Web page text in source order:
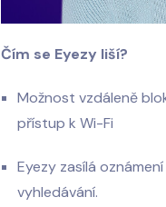
Čím se Eyezy liší?
Možnost vzdáleně
přístup k Wi-Fi
Eyezy zasílá
vyhledávání.